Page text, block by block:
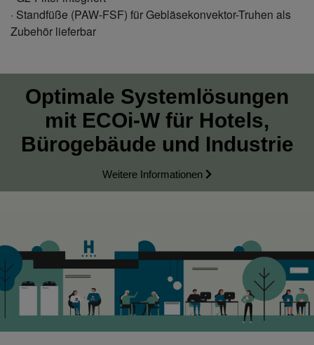
· Standfüße (PAW-FSF) für Gebläsekonvektor-Truhen als
Zubehör lieferbar
Optimale Systemlösungen
mit ECOi-W für Hotels,
Bürogebäude und Industrie
Weitere Informationen